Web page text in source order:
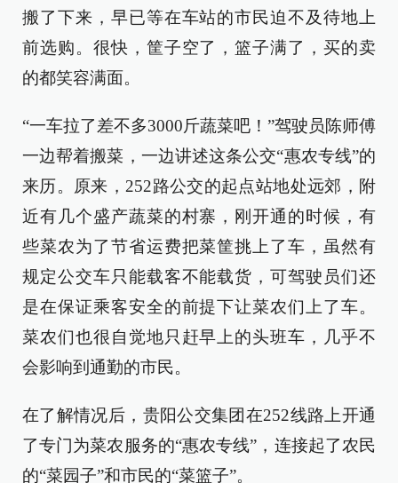
搬了下来，早已等在车站的市民迫不及待地上
前选购。很快，筐子空了，篮子满了，买的卖
的都笑容满面。
“一车拉了差不多3000斤蔬菜吧！”驾驶员陈师傅
一边帮着搬菜，一边讲述这条公交“惠农专线”的
来历。原来，252路公交的起点站地处远郊，附
近有几个盛产蔬菜的村寨，刚开通的时候，有
些菜农为了节省运费把菜筐挑上了车，虽然有
规定公交车只能载客不能载货，可驾驶员们还
是在保证乘客安全的前提下让菜农们上了车。
菜农们也很自觉地只赶早上的头班车，几乎不
会影响到通勤的市民。
在了解情况后，贵阳公交集团在252线路上开通
了专门为菜农服务的“惠农专线”，连接起了农民
的“菜园子”和市民的“菜篮子”。